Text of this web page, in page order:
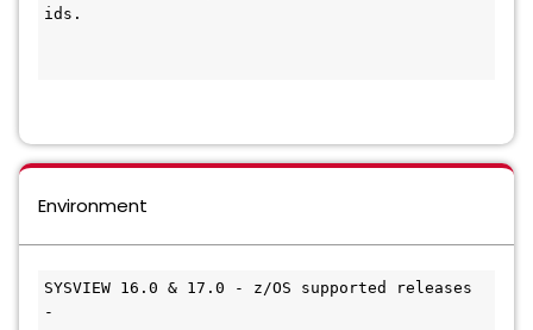
ids.
Environment
SYSVIEW 16.0 & 17.0 - z/OS supported releases
-